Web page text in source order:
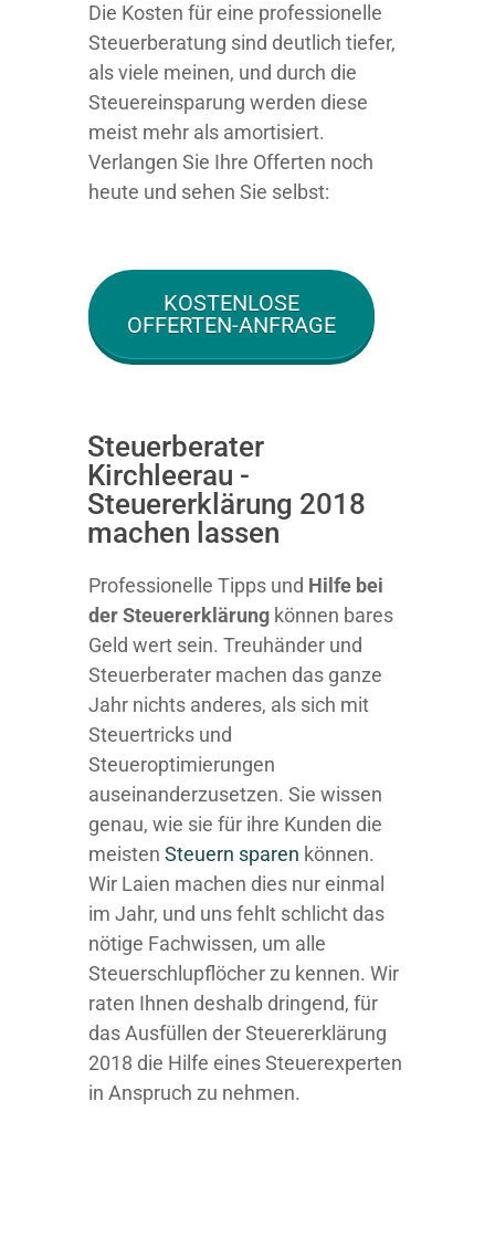
Die Kosten für eine professionelle
Steuerberatung sind deutlich tiefer,
als viele meinen, und durch die
Steuereinsparung werden diese
meist mehr als amortisiert.
Verlangen Sie Ihre Offerten noch
heute und sehen Sie selbst:
KOSTENLOSE
OFFERTEN-ANFRAGE
Steuerberater
Kirchleerau -
Steuererklärung 2018
machen lassen
Professionelle Tipps und Hilfe bei
der Steuererklärung können bares
Geld wert sein. Treuhänder und
Steuerberater machen das ganze
Jahr nichts anderes, als sich mit
Steuertricks und
Steueroptimierungen
auseinanderzusetzen. Sie wissen
genau, wie sie für ihre Kunden die
meisten Steuern sparen können.
Wir Laien machen dies nur einmal
im Jahr, und uns fehlt schlicht das
nötige Fachwissen, um alle
Steuerschlupflöcher zu kennen. Wir
raten Ihnen deshalb dringend, für
das Ausfüllen der Steuererklärung
2018 die Hilfe eines Steuerexperten
in Anspruch zu nehmen.